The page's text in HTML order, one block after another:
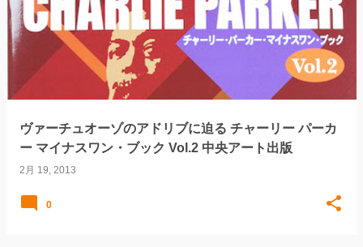
ヴァーチュオーゾのアドリブに迫る チャーリー パーカ
ー マイナスワン・ブック Vol.2 中央アート出版
2月 19, 2013
0